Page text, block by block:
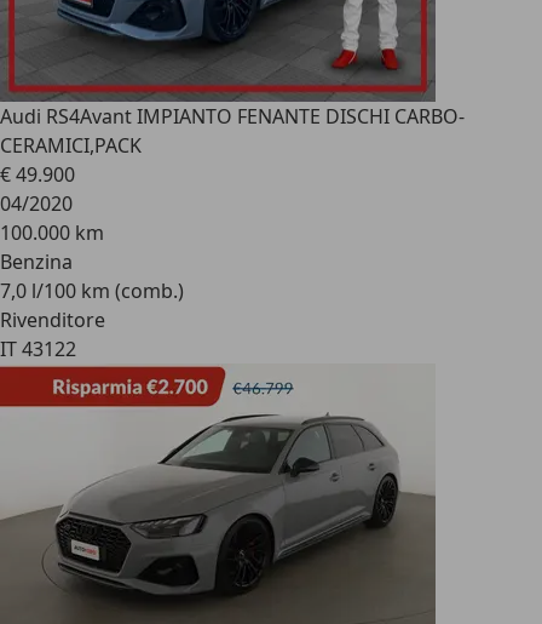
Audi RS4Avant IMPIANTO FENANTE DISCHI CARBO-
CERAMICI,PACK
€ 49.900
04/2020
100.000 km
Benzina
7,0 l/100 km (comb.)
Rivenditore
IT 43122